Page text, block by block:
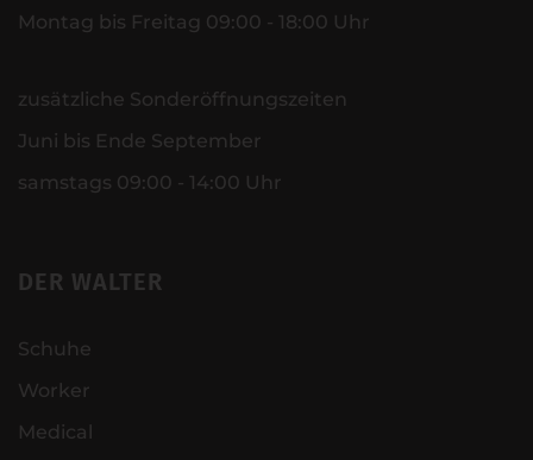
Montag bis Freitag 09:00 - 18:00 Uhr
zusätzliche Sonderöffnungszeiten
Juni bis Ende September
samstags 09:00 - 14:00 Uhr
DER WALTER
Schuhe
Worker
Medical